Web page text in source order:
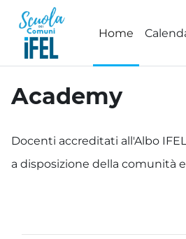
Vai al contenuto principale
Home
Academy
Docenti accreditati all'Albo
a disposizione della comunità